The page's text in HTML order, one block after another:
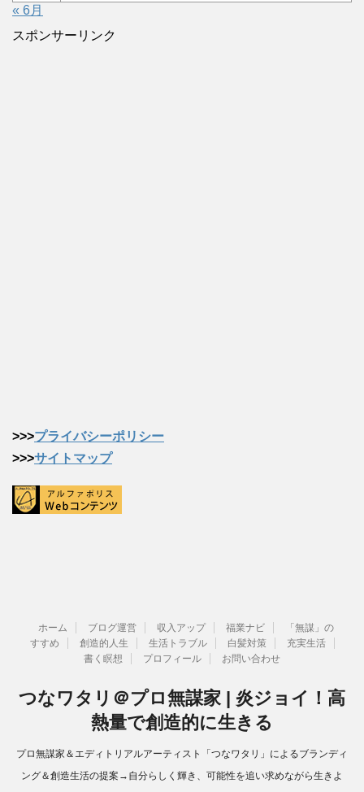
« 6月
スポンサーリンク
>>>プライバシーポリシー
>>>サイトマップ
ホーム ブログ運営 収入アップ 福業ナビ
「無謀」の
すすめ
創造的人生 生活トラブル 白髪対策
充実生活
書く瞑想
プロフィール お問い合わせ
つなワタリ＠プロ無謀家 | 炎ジョイ！高
熱量で創造的に生きる
プロ無謀家＆エディトリアルアーティスト「つなワタリ」によるブランディ
ング＆創造生活の提案→自分らしく輝き、可能性を追い求めながら生きよ